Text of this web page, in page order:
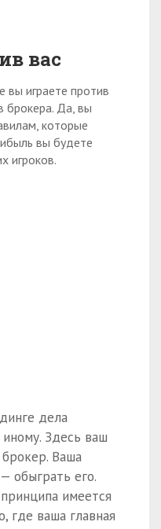
вас
вы играете против
брокера. Да, вы
которые
вы будете
игроков.
дела
Здесь ваш
Ваша
обыграть его.
имеется
где ваша главная